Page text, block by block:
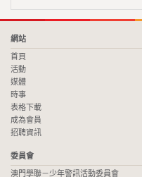
網站
首頁
活動
媒體
時事
表格下載
成為會員
招聘資訊
委員會
澳門學聯－少年警訊活動委員會